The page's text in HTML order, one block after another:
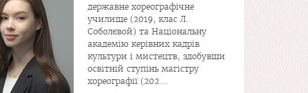
державне хореографічне
училище (2019, клас Л.
Соболєвой) та Національну
академію керівних кадрів
культури і мистецтв, здобувши
освітній ступінь магістру
хореографії (202...